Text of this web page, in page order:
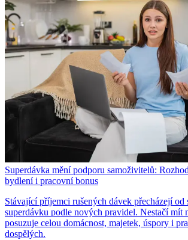
Superdávka mění podporu samoživitelů:
bydlení i pracovní bonus
Stávající příjemci rušených dávek přecházejí od
superdávku podle nových pravidel. Nestačí mít
posuzuje celou domácnost, majetek, úspory i
dospělých.